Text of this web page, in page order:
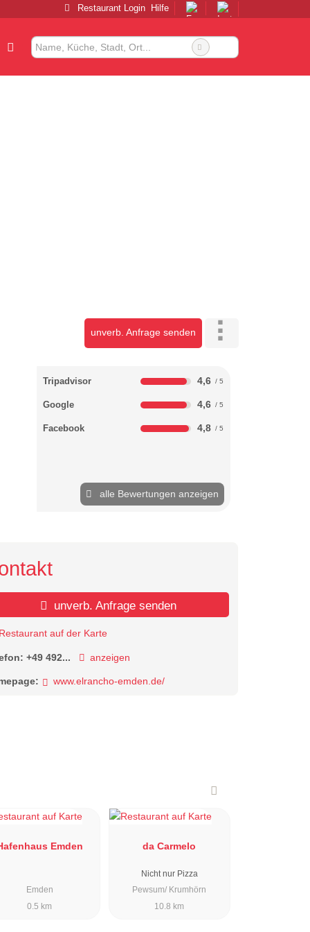
Restaurant Login Hilfe
unverb. Anfrage senden
Tripadvisor 4,6
Google 4,6
Facebook 4,8
alle Bewertungen anzeigen
unverb. Anfrage senden
Restaurant auf der Karte
+49 492... anzeigen
www.elrancho-emden.de/
Emden
Emden
0.5 km
da Carmelo
Nicht nur Pizza
Pewsum/ Krumhörn
10.8 km